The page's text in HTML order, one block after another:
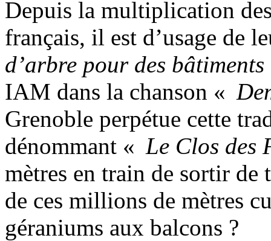
Depuis la multiplication
français, il est d’usage de
d’arbre pour des
IAM dans la chanson «
Grenoble perpétue cette
dénommant « Le Clos des
mètres en train de sortir
de ces millions de mètres
géraniums aux balcons ?